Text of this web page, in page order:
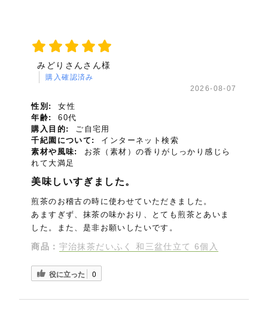
みどりさんさん様
購入確認済み
2026-08-07
性別:
女性
年齢:
60代
購入目的:
ご自宅用
千紀園について:
インターネット検索
素材や風味:
お茶（素材）の香りがしっかり感じら
れて大満足
美味しいすぎました。
煎茶のお稽古の時に使わせていただきました。
あますぎず、抹茶の味かおり、とても煎茶とあいま
した。また、是非お願いしたいです。
商品： 宇治抹茶だいふく 和三盆仕立て 6個入
役に立った 0